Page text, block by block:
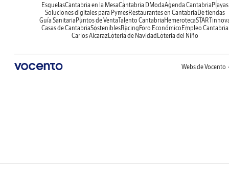
EsquelasCantabria en la MesaCantabria DModaAgenda CantabriaPlayas
Soluciones digitales para PymesRestaurantes en CantabriaDe tiendas
Guía SanitariaPuntos de VentaTalento CantabriaHemeroteca
Casas de CantabriaSosteniblesRacingForo EconómicoEmpleo Cantabria
Carlos AlcarazLotería de NavidadLotería del Niño
Webs de Vocento